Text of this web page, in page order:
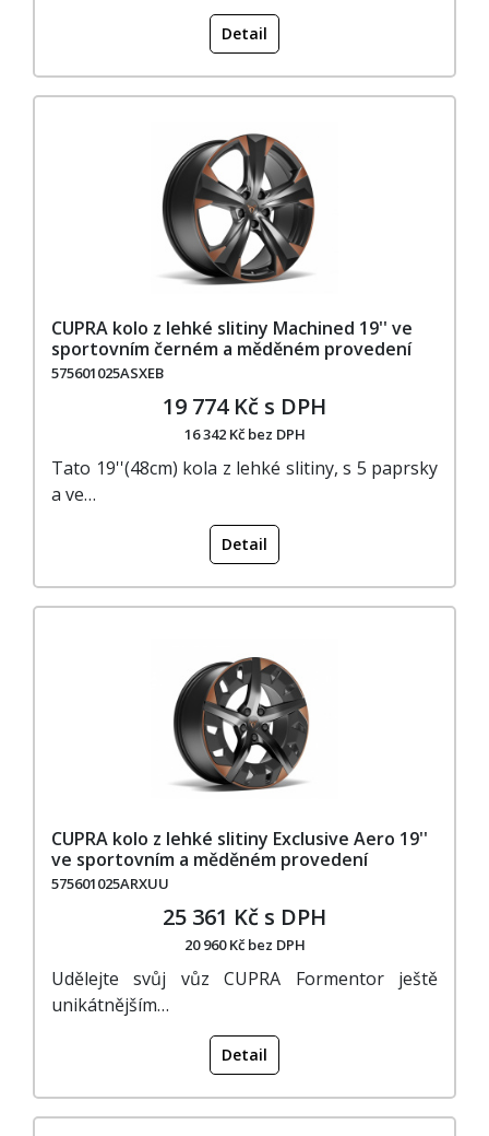
Detail
CUPRA kolo z lehké slitiny Machined 19'' ve
sportovním černém a měděném provedení
575601025ASXEB
19 774 Kč s DPH
16 342 Kč bez DPH
Tato 19''(48cm) kola z lehké slitiny, s 5 paprsky
a ve…
Detail
CUPRA kolo z lehké slitiny Exclusive Aero 19''
ve sportovním a měděném provedení
575601025ARXUU
25 361 Kč s DPH
20 960 Kč bez DPH
Udělejte svůj vůz CUPRA Formentor ještě
unikátnějším…
Detail